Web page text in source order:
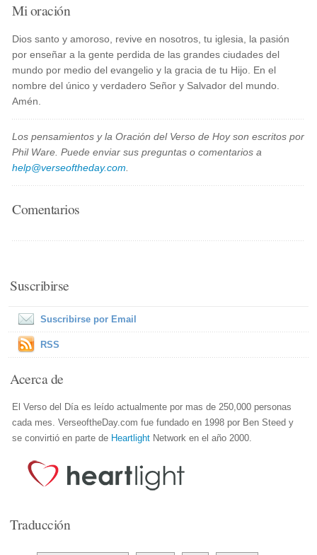
Mi oración
Dios santo y amoroso, revive en nosotros, tu iglesia, la pasión
por enseñar a la gente perdida de las grandes ciudades del
mundo por medio del evangelio y la gracia de tu Hijo. En el
nombre del único y verdadero Señor y Salvador del mundo.
Amén.
Los pensamientos y la Oración del Verso de Hoy son escritos por
Phil Ware. Puede enviar sus preguntas o comentarios a
help@verseoftheday.com
Comentarios
Suscribirse
Suscribirse por Email
RSS
Acerca de
El Verso del Día es leído actualmente por mas de 250,000 personas
cada mes. VerseoftheDay.com fue fundado en 1998 por Ben Steed y
se convirtió en parte de Heartlight Network en el año 2000.
Traducción